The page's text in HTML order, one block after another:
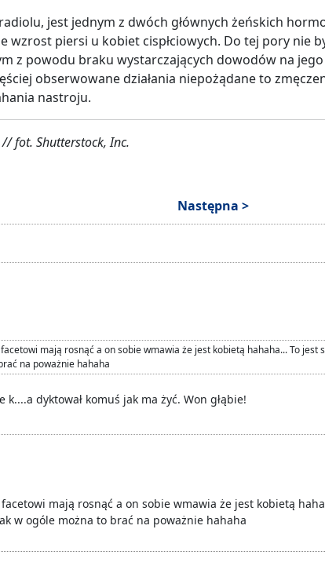
jest jednym z dwóch głównych żeńskich
wzrost piersi u kobiet cispłciowych. Do tej pory nie
z powodu braku wystarczających dowodów na
obserwowane działania niepożądane to
nastroju.
// fot. Shutterstock, Inc.
Następna >
mają rosnąć a on sobie wmawia że jest kobietą hahaha... To jest
na poważnie hahaha
k....a dyktował komuś jak ma żyć. Won głąbie!
mają rosnąć a on sobie wmawia że jest kobietą
w ogóle można to brać na poważnie hahaha